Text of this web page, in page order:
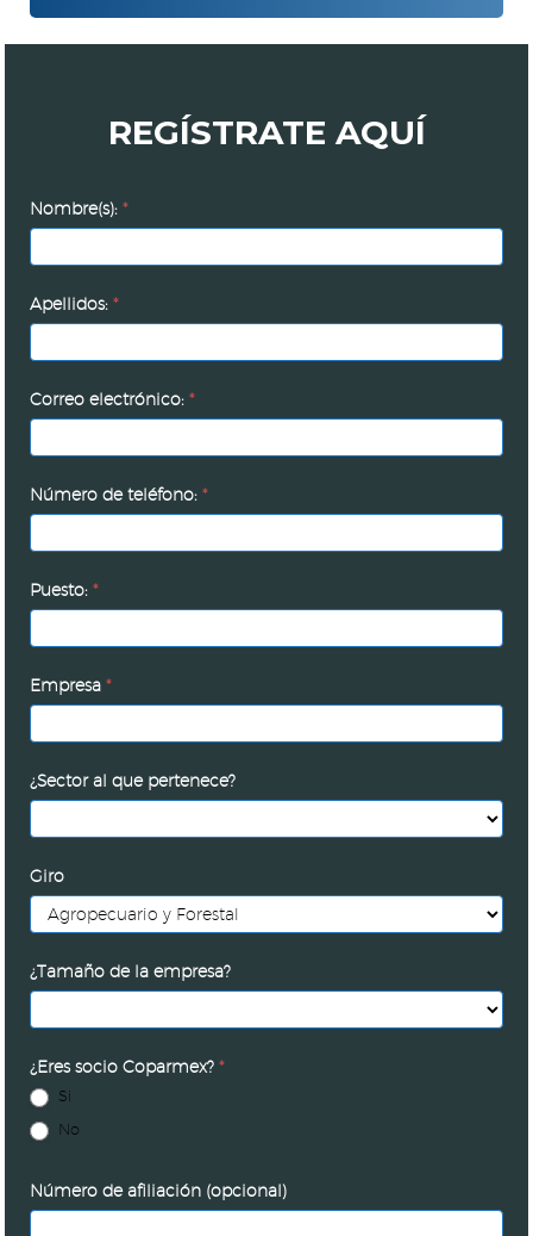
REGÍSTRATE AQUÍ
Encuentro
Fiscal
2026
Nombre(s):*
Apellidos:*
Correo electrónico:*
Número de teléfono:*
Puesto:*
Empresa*
¿Sector al que pertenece?
Giro
¿Tamaño de la empresa?
¿Eres socio Coparmex?*
Si
No
Número de afiliación (opcional)